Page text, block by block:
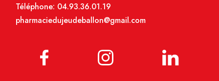
Téléphone: 04.93.36.01.19
pharmaciedujeudeballon@gmail.com